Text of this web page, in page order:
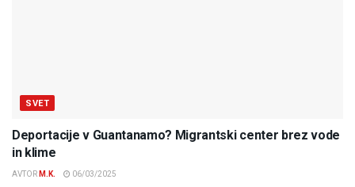
SVET
Deportacije v Guantanamo? Migrantski center brez vode
in klime
AVTOR M.K. 06/03/2025